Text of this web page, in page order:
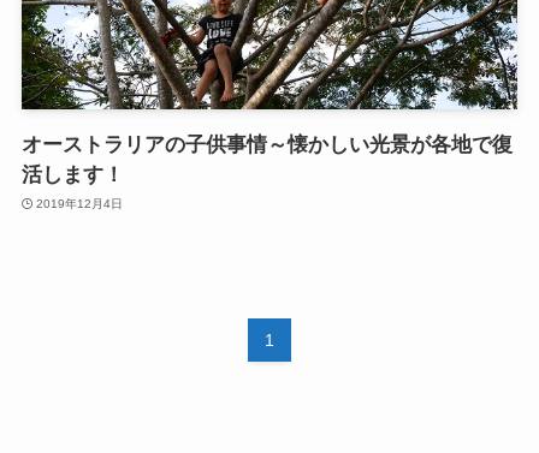
オーストラリアの子供事情～懐かしい光景が各地で復
活します！
2019年12月4日
1